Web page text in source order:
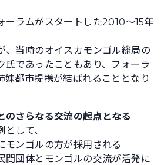
ーラムがスタートした2010～15年
、当時のオイスカモンゴル総局の
氏であったこともあり、フォーラ
妹都市提携が結ばれることとなり
のさらなる交流の起点となる
して、
ンゴルの方が採用される
団体とモンゴルの交流が活発に